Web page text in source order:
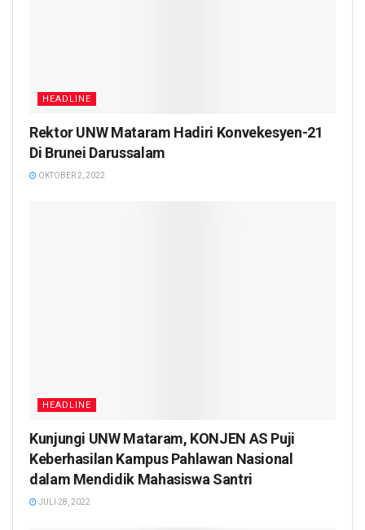
HEADLINE
Rektor UNW Mataram Hadiri Konvekesyen-21
Di Brunei Darussalam
OKTOBER 2, 2022
HEADLINE
Kunjungi UNW Mataram, KONJEN AS Puji
Keberhasilan Kampus Pahlawan Nasional
dalam Mendidik Mahasiswa Santri
JULI 28, 2022